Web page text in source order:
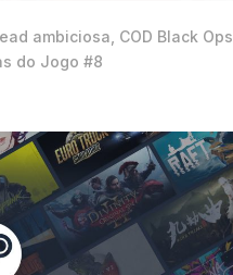
ambiciosa, COD Black Ops
do Jogo #8